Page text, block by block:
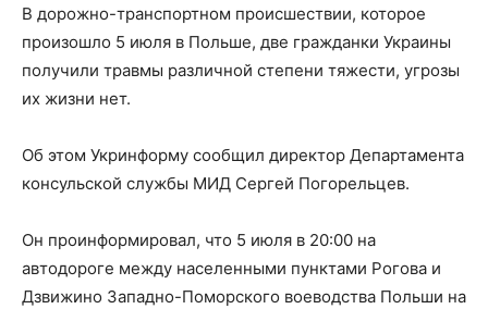
В дорожно-транспортном происшествии, которое
произошло 5 июля в Польше, две гражданки Украины
получили травмы различной степени тяжести, угрозы
их жизни нет.
Об этом Укринформу сообщил директор Департамента
консульской службы МИД Сергей Погорельцев.
Он проинформировал, что 5 июля в 20:00 на
автодороге между населенными пунктами Рогова и
Дзвижино Западно-Поморского воеводства Польши на